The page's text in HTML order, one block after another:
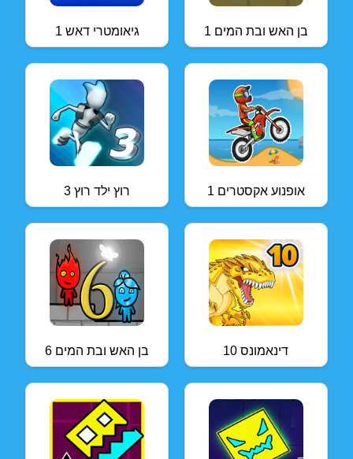
גיאומטרי דאש 1 בן האש ובת המים 1
רוץ ילד רוץ 3 אופנוע אקסטרים 1
בן האש ובת המים 6 דינאמונס 10